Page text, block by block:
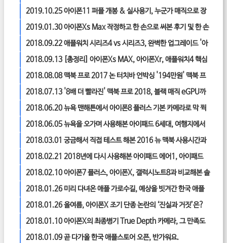
로에 일어난 일
2019.10.25아이폰11 퍼플 개봉 & 실사용기, 누군가 매직으로 장
난쳐버린 예쁜 아이폰.
2019.01.30아이폰Xs Max 작정하고 한 손으로 써본 후기 및 한 손
조작 꿀팁
2018.09.22애플워치 시리즈4 vs 시리즈3, 완벽한 업그레이드 '아
쉬움'은?
2018.09.13 [총정리] 아이폰Xs MAX, 아이폰Xr, 애플워치4 핵심
정리 요약 '애플 신제품 발표'
2018.08.08맥북 프로 2017 논 터치바 언박싱 '194만원' 맥북 프
로를 사다.
2018.07.13 '8배 더 빨라진' 맥북 프로 2018, 블랙 매직 eGPU까
지 품다.
2018.06.20뉴욕 맨해튼에서 아이폰8 플러스 기본 카메라로 막 찍
어본 후기
2018.06.05뉴욕을 오가며 사용해본 아이패드 6세대, 여행지에서
의 사용성은?
2018.03.01 궁금해서 직접 테스트 해본 2016 뉴 맥북 사용시간과
맥북 배터리 상태 확인 방법
2018.02.21 2018년에 다시 사용해본 아이패드 에어1, 아이패드
에어 중고도 쓸만할까?
2018.02.10아이폰7 플러스, 아이폰X, 갤럭시노트8과 비교해본 솔
직한 아이폰8 플러스 사용기
2018.01.26미리 다녀온 애플 가로수길, 예상을 빗겨간 한국 애플
스토어의 모든 것.
2018.01.26올여름, 아이폰X 조기 단종 논란의 ‘진실과 거짓’은?
2018.01.10아이폰X의 최종병기 True Depth 카메라, 그 만족도
는?
2018.01.09곧 다가올 한국 애플스토어 오픈, 반가워요.